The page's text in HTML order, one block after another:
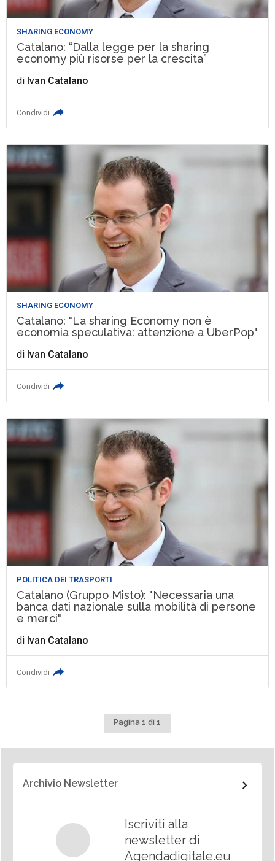
SHARING ECONOMY
Catalano: “Dalla legge per la sharing
economy più risorse per la crescita”
di Ivan Catalano
Condividi
SHARING ECONOMY
Catalano: "La sharing Economy non è
economia speculativa: attenzione a UberPop"
di Ivan Catalano
Condividi
POLITICA DEI TRASPORTI
Catalano (Gruppo Misto): "Necessaria una
banca dati nazionale sulla mobilità di persone
e merci"
di Ivan Catalano
Condividi
Pagina 1 di 1
Archivio Newsletter
Iscriviti alla
newsletter di
Agendadigitale.eu